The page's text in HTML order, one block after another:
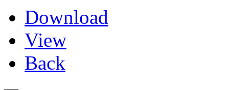
Download
View
Back